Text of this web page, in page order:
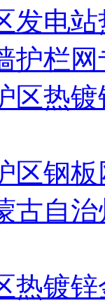
发电
护栏
区热
区钢
古自
热镀